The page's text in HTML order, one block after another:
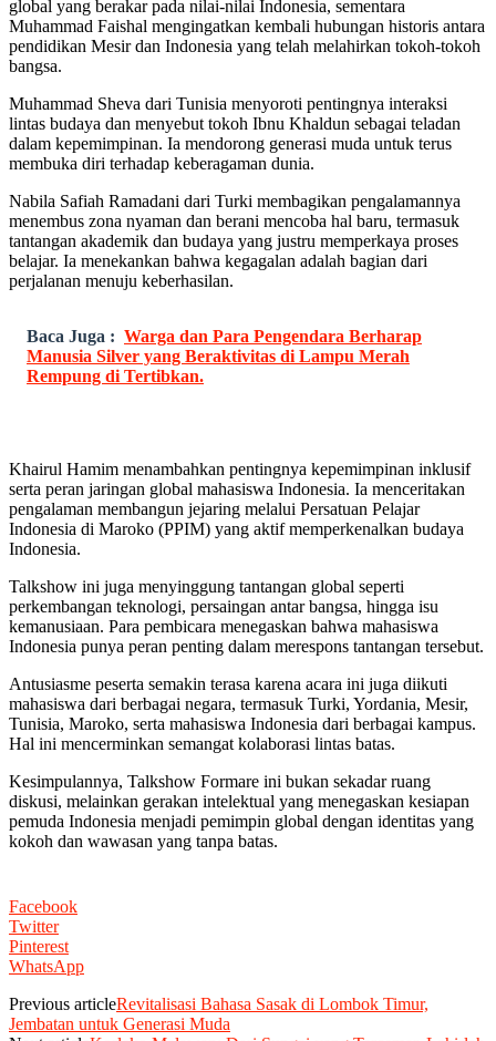
global yang berakar pada nilai-nilai Indonesia, sementara
Muhammad Faishal mengingatkan kembali hubungan historis antara
pendidikan Mesir dan Indonesia yang telah melahirkan tokoh-tokoh
bangsa.
Muhammad Sheva dari Tunisia menyoroti pentingnya interaksi
lintas budaya dan menyebut tokoh Ibnu Khaldun sebagai teladan
dalam kepemimpinan. Ia mendorong generasi muda untuk terus
membuka diri terhadap keberagaman dunia.
Nabila Safiah Ramadani dari Turki membagikan pengalamannya
menembus zona nyaman dan berani mencoba hal baru, termasuk
tantangan akademik dan budaya yang justru memperkaya proses
belajar. Ia menekankan bahwa kegagalan adalah bagian dari
perjalanan menuju keberhasilan.
Baca Juga : Warga dan Para Pengendara Berharap
Manusia Silver yang Beraktivitas di Lampu Merah
Rempung di Tertibkan.
Khairul Hamim menambahkan pentingnya kepemimpinan inklusif
serta peran jaringan global mahasiswa Indonesia. Ia menceritakan
pengalaman membangun jejaring melalui Persatuan Pelajar
Indonesia di Maroko (PPIM) yang aktif memperkenalkan budaya
Indonesia.
Talkshow ini juga menyinggung tantangan global seperti
perkembangan teknologi, persaingan antar bangsa, hingga isu
kemanusiaan. Para pembicara menegaskan bahwa mahasiswa
Indonesia punya peran penting dalam merespons tantangan tersebut.
Antusiasme peserta semakin terasa karena acara ini juga diikuti
mahasiswa dari berbagai negara, termasuk Turki, Yordania, Mesir,
Tunisia, Maroko, serta mahasiswa Indonesia dari berbagai kampus.
Hal ini mencerminkan semangat kolaborasi lintas batas.
Kesimpulannya, Talkshow Formare ini bukan sekadar ruang
diskusi, melainkan gerakan intelektual yang menegaskan kesiapan
pemuda Indonesia menjadi pemimpin global dengan identitas yang
kokoh dan wawasan yang tanpa batas.
Facebook
Twitter
Pinterest
WhatsApp
Previous articleRevitalisasi Bahasa Sasak di Lombok Timur,
Jembatan untuk Generasi Muda